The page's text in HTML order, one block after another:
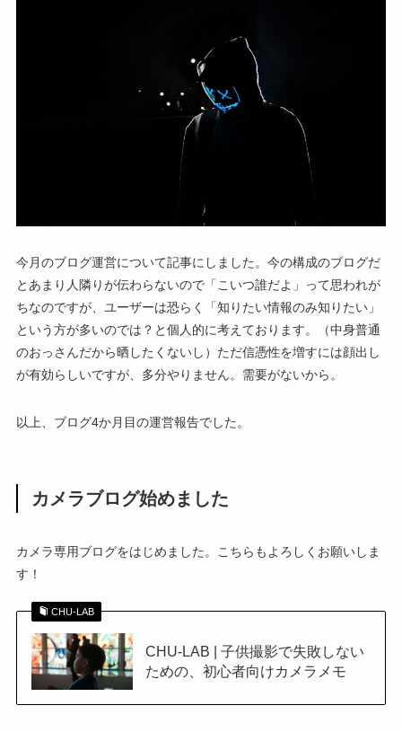
今月のブログ運営について記事にしました。今の構成のブログだ
とあまり人隣りが伝わらないので「こいつ誰だよ」って思われが
ちなのですが、ユーザーは恐らく「知りたい情報のみ知りたい」
という方が多いのでは？と個人的に考えております。（中身普通
のおっさんだから晒したくないし）ただ信憑性を増すには顔出し
が有効らしいですが、多分やりません。需要がないから。
以上、ブログ4か月目の運営報告でした。
カメラブログ始めました
カメラ専用ブログをはじめました。こちらもよろしくお願いしま
す！
CHU-LAB
CHU-LAB | 子供撮影で失敗しない
ための、初心者向けカメラメモ